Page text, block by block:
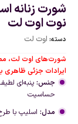
شورت زنانه
نوت اوت لت
دسته: اوت لت
شورت‌های اوت لت،
ایرادات جزئی ظاهری
جنس: پنبه‌ای
حساسیت
مدل: اسلیپ با